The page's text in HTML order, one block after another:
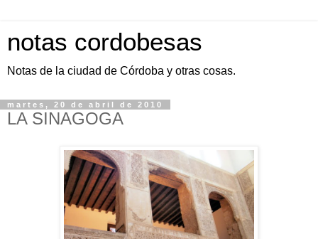
notas cordobesas
Notas de la ciudad de Córdoba y otras cosas.
martes, 20 de abril de 2010
LA SINAGOGA